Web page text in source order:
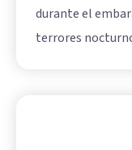
durante el
terrores